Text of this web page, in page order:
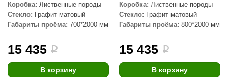
Термо
Коробка: Лиственные породы
Стекло: Графит матовый
Габариты проёма: 700*2000 мм
15 435 i
В корзину
Коробка: Лиственные породы
Стекло: Графит матовый
Габариты проёма: 800*2000 мм
15 435 i
В корзину